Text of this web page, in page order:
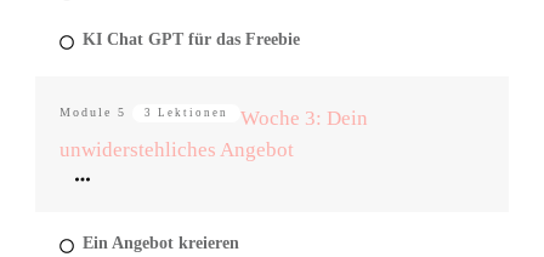
KI Chat GPT für das Freebie
Module 5 3 Lektionen
Woche 3: Dein
unwiderstehliches Angebot
Ein Angebot kreieren